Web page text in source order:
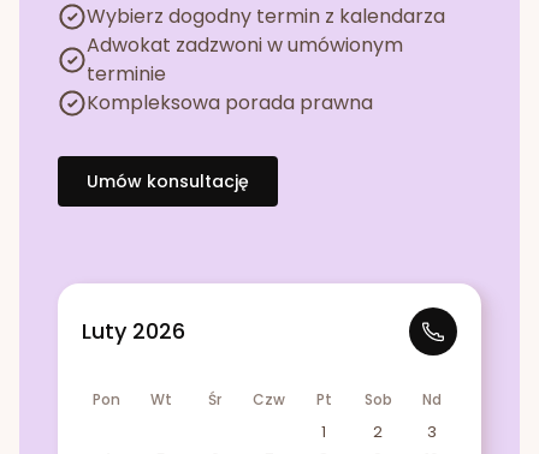
Wybierz dogodny termin z kalendarza
Adwokat zadzwoni w umówionym
terminie
Kompleksowa porada prawna
Umów konsultację
Luty 2026
Pon Wt Śr Czw Pt Sob Nd
1 2
3